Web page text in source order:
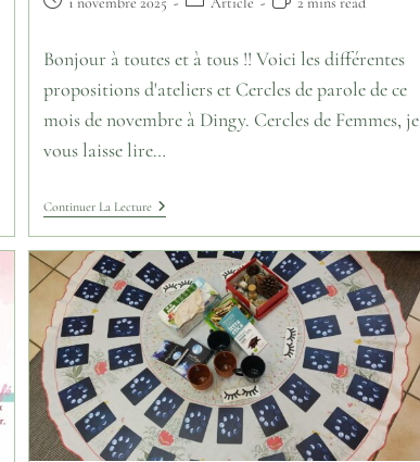
Bonjour à toutes et à tous !! Voici les différentes
propositions d'ateliers et Cercles de parole de ce
mois de novembre à Dingy. Cercles de Femmes, je
vous laisse lire…
Continuer La Lecture